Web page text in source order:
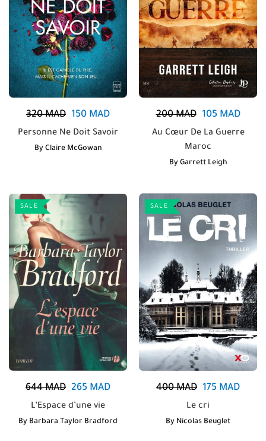
320MAD 150 MAD
Personne Ne Doit Savoir
By Claire McGowan
200MAD 105MAD
Au Cœur De La Guerre
Maroc
By Garrett Leigh
SALE
644MAD 265 MAD
L’Espace d’une vie
By Barbara Taylor Bradford
SALE
400MAD 175 MAD
Le cri
By Nicolas Beuglet